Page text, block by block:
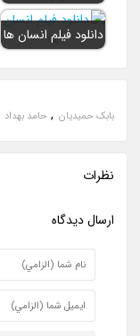
دانلود فیلم انسان ها
بابک حمیدیان , حامد بهداد
نظرات
ارسال ديدگاه